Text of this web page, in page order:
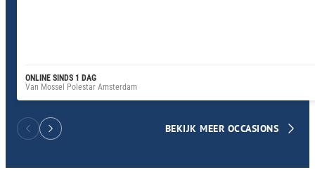
ONLINE SINDS 1 DAG
Van Mossel Polestar Amsterdam
BEKIJK MEER OCCASIONS